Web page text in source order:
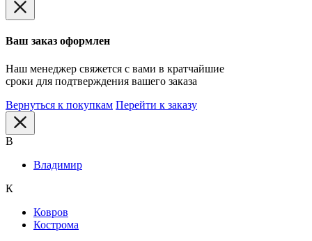
Ваш заказ оформлен
Наш менеджер свяжется с вами в кратчайшие
сроки для подтверждения вашего заказа
Вернуться к покупкам Перейти к заказу
В
Владимир
К
Ковров
Кострома